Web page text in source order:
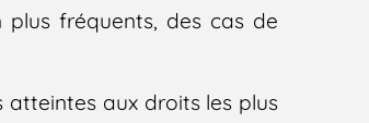
fréquents, des cas de
aux droits les plus